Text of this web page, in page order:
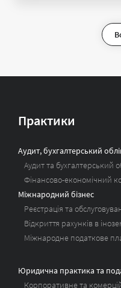
Практики
Аудит, бухгалтерський
Аудит та бухгалтерський
Фінансово-економічний
Міжнародний бізнес
Реєстрація та
Відкриття рахунків в
Міжнародне податкове
Юридична практика та
Корпоративне та